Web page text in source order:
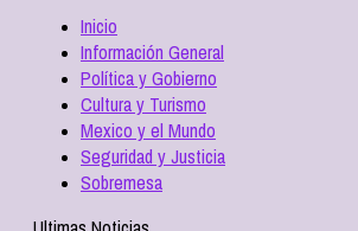
Inicio
Información General
Política y Gobierno
Cultura y Turismo
Mexico y el Mundo
Seguridad y Justicia
Sobremesa